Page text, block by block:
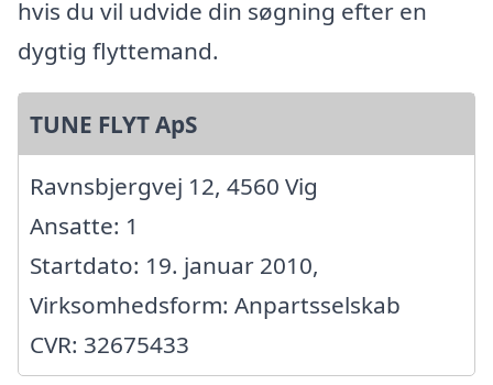
hvis du vil udvide din søgning efter en
dygtig flyttemand.
TUNE FLYT ApS
Ravnsbjergvej 12, 4560 Vig
Ansatte: 1
Startdato: 19. januar 2010,
Virksomhedsform: Anpartsselskab
CVR: 32675433